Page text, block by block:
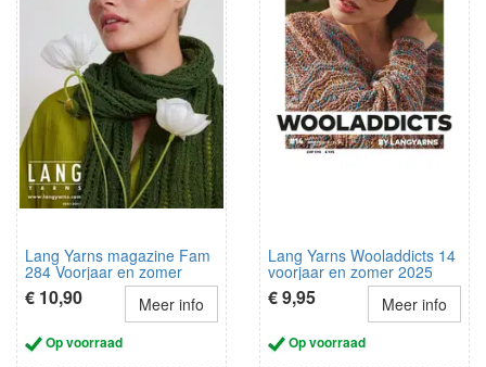
Lang Yarns magazine Fam
284 Voorjaar en zomer
2025
€ 10,90 Meer info
Op voorraad
Lang Yarns Wooladdicts 14
voorjaar en zomer 2025
€ 9,95 Meer info
Op voorraad